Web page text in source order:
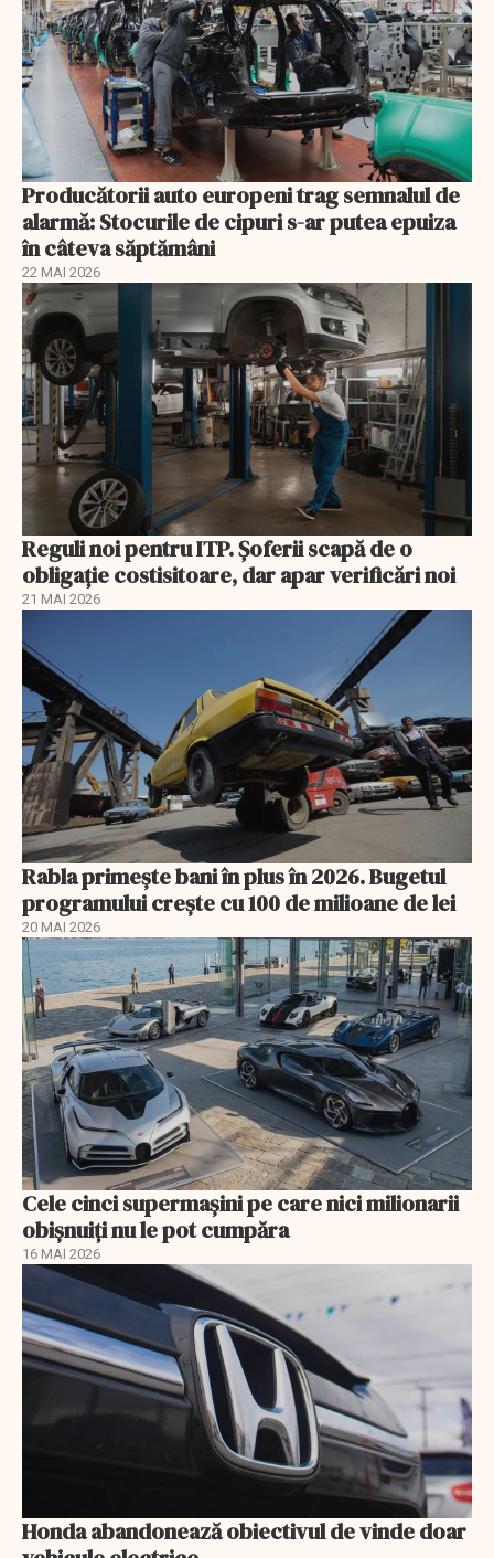
Producătorii auto europeni trag semnalul de
alarmă: Stocurile de cipuri s-ar putea epuiza
în câteva săptămâni
22 MAI 2026
Reguli noi pentru ITP. Șoferii scapă de o
obligație costisitoare, dar apar verificări noi
21 MAI 2026
Rabla primește bani în plus în 2026. Bugetul
programului crește cu 100 de milioane de lei
20 MAI 2026
Cele cinci supermașini pe care nici milionarii
obișnuiți nu le pot cumpăra
16 MAI 2026
Honda abandonează obiectivul de vinde doar